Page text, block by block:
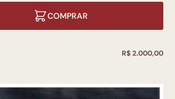
COMPRAR
R$ 2.000,00